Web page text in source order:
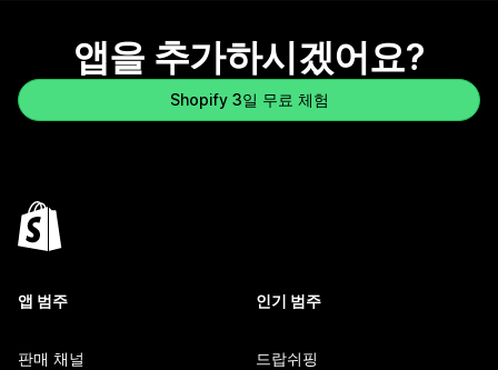
앱을 추가하시겠어요?
Shopify 3일 무료 체험
앱 범주
판매 채널
인기 범주
드랍쉬핑